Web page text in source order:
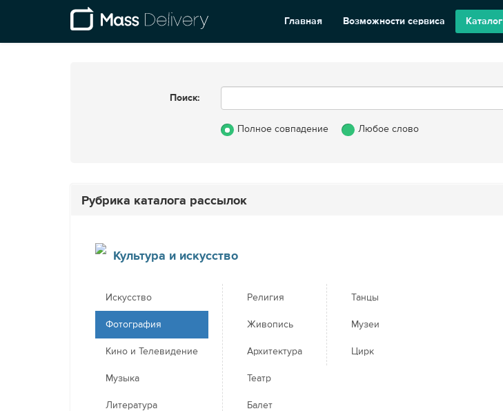
Главная Возможности сервиса Каталог
Поиск:
Полное совпадение Любое слово
Рубрика каталога рассылок
Культура и искусство
Искусство
Фотография
Кино и Телевидение
Музыка
Литература
Религия
Живопись
Архитектура
Театр
Балет
Танцы
Музеи
Цирк